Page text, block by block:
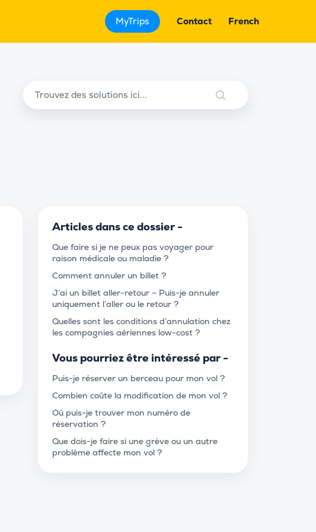
MyTrips Contact French
Articles dans ce dossier -
Que faire si je ne peux pas voyager pour
raison médicale ou maladie ?
Comment annuler un billet ?
J’ai un billet aller-retour – Puis-je annuler
uniquement l’aller ou le retour ?
Quelles sont les conditions d’annulation chez
les compagnies aériennes low-cost ?
Vous pourriez être intéressé par -
Puis-je réserver un berceau pour mon vol ?
Combien coûte la modification de mon vol ?
Où puis-je trouver mon numéro de
réservation ?
Que dois-je faire si une grève ou un autre
problème affecte mon vol ?